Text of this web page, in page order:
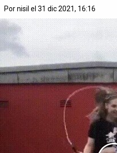
Por nisil el 31 dic 2021, 16:16